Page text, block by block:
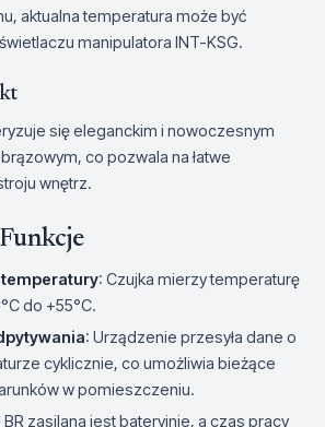
aktualna temperatura może być
manipulatora INT-KSG.
się eleganckim i nowoczesnym
co pozwala na łatwe
wnętrz.
: Czujka mierzy temperaturę
do +55°C.
: Urządzenie przesyła dane o
cyklicznie, co umożliwia bieżące
w pomieszczeniu.
BR zasilana jest bateryjnie, a czas pracy